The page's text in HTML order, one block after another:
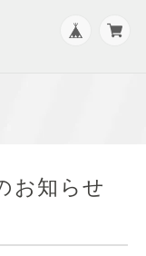
お知らせ